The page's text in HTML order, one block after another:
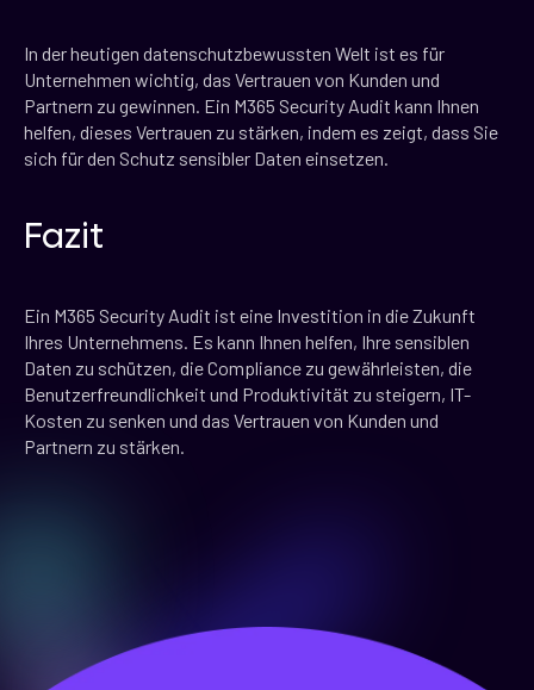
In der heutigen datenschutzbewussten Welt ist es für
Unternehmen wichtig, das Vertrauen von Kunden und
Partnern zu gewinnen. Ein M365 Security Audit kann Ihnen
helfen, dieses Vertrauen zu stärken, indem es zeigt, dass Sie
sich für den Schutz sensibler Daten einsetzen.
Fazit
Ein M365 Security Audit ist eine Investition in die Zukunft
Ihres Unternehmens. Es kann Ihnen helfen, Ihre sensiblen
Daten zu schützen, die Compliance zu gewährleisten, die
Benutzerfreundlichkeit und Produktivität zu steigern, IT-
Kosten zu senken und das Vertrauen von Kunden und
Partnern zu stärken.